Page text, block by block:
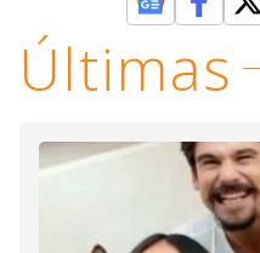
Últimas